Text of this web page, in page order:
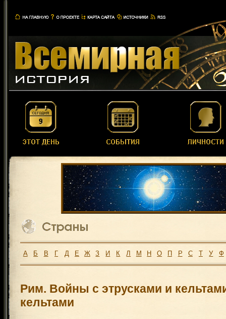
А Б В Г Д Е Ж З И К Л М Н О П Р С Т У Ф
Рим. Войны с этрусками и
кельтами